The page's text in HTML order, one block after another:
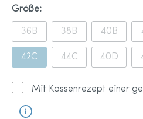
Größe:
36B 38B 40B
42C 44C 40D
Mit Kassenrezept einer